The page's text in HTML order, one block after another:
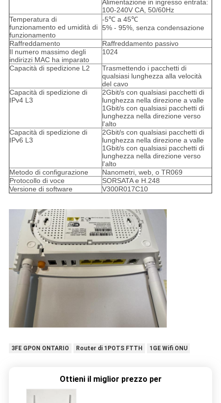
Alimentazione in ingresso entrata:
100-240V CA, 50/60Hz
Temperatura di
funzionamento ed umidità di
funzionamento
-5℃ a 45℃
5% - 95%, senza condensazione
Raffreddamento
Raffreddamento passivo
Il numero massimo degli
indirizzi MAC ha imparato
1024
Capacità di spedizione L2
Trasmettendo i pacchetti di
qualsiasi lunghezza alla velocità
del cavo
Capacità di spedizione di
IPv4 L3
2Gbit/s con qualsiasi pacchetti di
lunghezza nella direzione a valle
1Gbit/s con qualsiasi pacchetti di
lunghezza nella direzione verso
l'alto
Capacità di spedizione di
IPv6 L3
2Gbit/s con qualsiasi pacchetti di
lunghezza nella direzione a valle
1Gbit/s con qualsiasi pacchetti di
lunghezza nella direzione verso
l'alto
Metodo di configurazione
Nanometri, web, o TR069
Protocollo di voce
SORSATA e H.248
Versione di software
V300R017C10
3FE GPON ONTARIO Router di 1POTS FTTH 1GE Wifi ONU
Ottieni il miglior prezzo per